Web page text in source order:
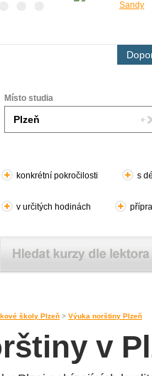
Místo studia
konkrétní pokročilosti s
v určitých hodinách
školy Plzeň > Výuka norštiny Plzeň
v